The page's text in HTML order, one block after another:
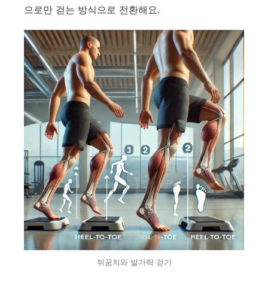
으로만 걷는 방식으로 전환해요.
뒤꿈치와 발가락 걷기